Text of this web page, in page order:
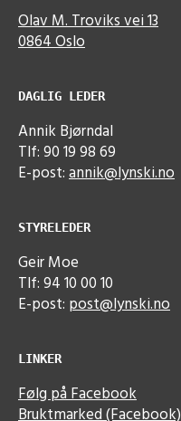
Olav M. Troviks vei 13
0864 Oslo
DAGLIG LEDER
Annik Bjørndal
Tlf: 90 19 98 69
E-post:annik@lynski.no
STYRELEDER
Geir Moe
Tlf: 94 10 00 10
E-post: post@lynski.no
LINKER
Følg på Facebook
Bruktmarked (Facebook)